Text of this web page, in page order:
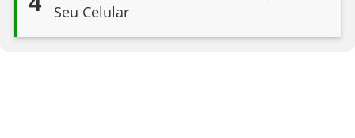
Seu Celular